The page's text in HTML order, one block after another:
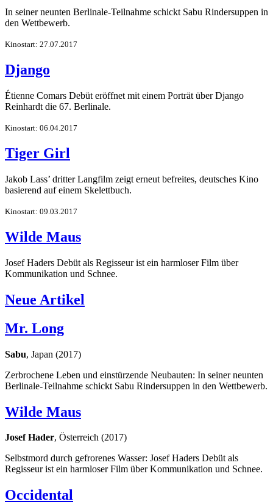
In seiner neunten Berlinale-Teilnahme schickt Sabu Rindersuppen in
den Wettbewerb.
Kinostart: 27.07.2017
Django
Étienne Comars Debüt eröffnet mit einem Porträt über Django
Reinhardt die 67. Berlinale.
Kinostart: 06.04.2017
Tiger Girl
Jakob Lass’ dritter Langfilm zeigt erneut befreites, deutsches Kino
basierend auf einem Skelettbuch.
Kinostart: 09.03.2017
Wilde Maus
Josef Haders Debüt als Regisseur ist ein harmloser Film über
Kommunikation und Schnee.
Neue Artikel
Mr. Long
Sabu, Japan (2017)
Zerbrochene Leben und einstürzende Neubauten: In seiner neunten
Berlinale-Teilnahme schickt Sabu Rindersuppen in den Wettbewerb.
Wilde Maus
Josef Hader, Österreich (2017)
Selbstmord durch gefrorenes Wasser: Josef Haders Debüt als
Regisseur ist ein harmloser Film über Kommunikation und Schnee.
Occidental